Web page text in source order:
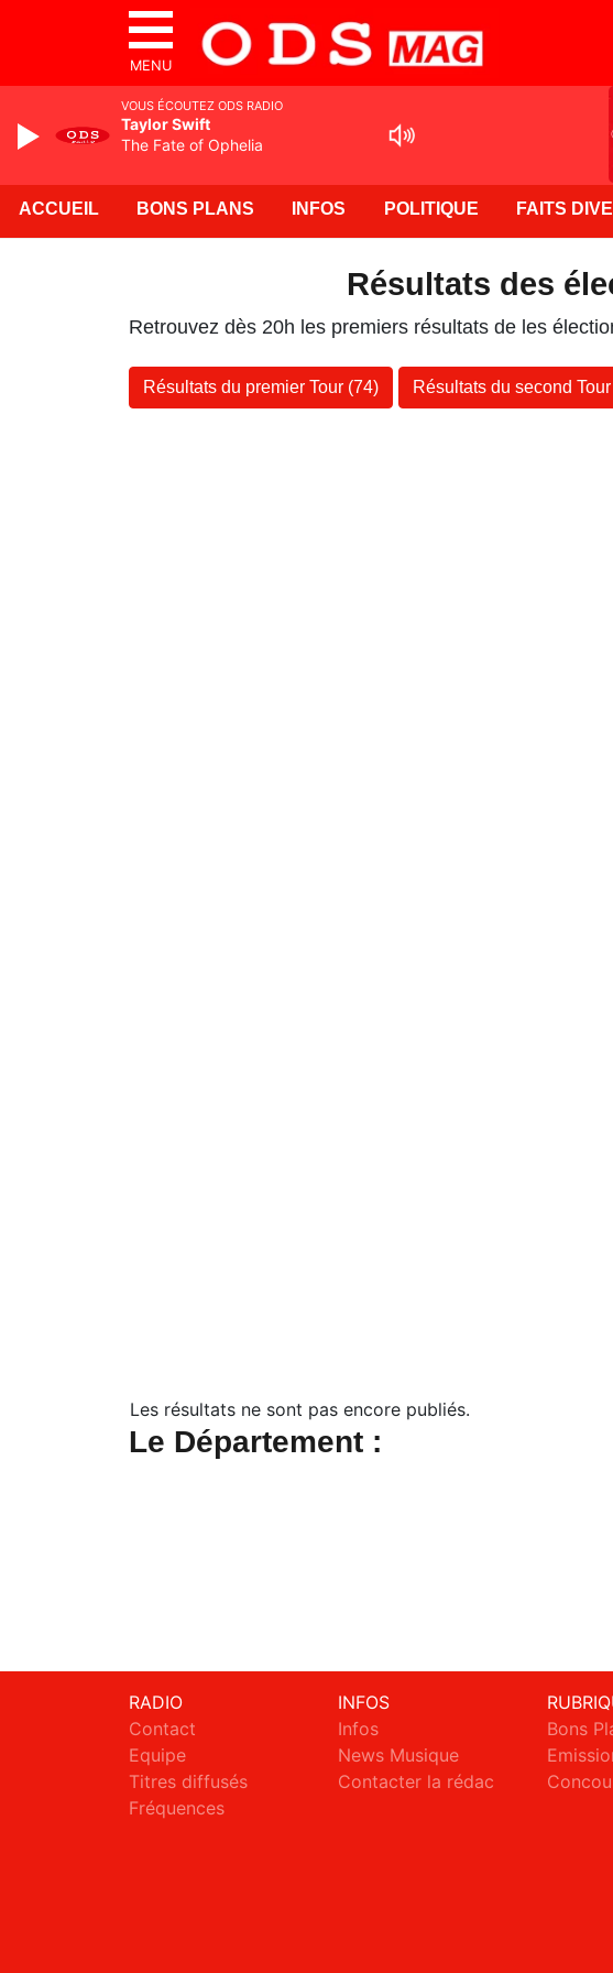
MENU
ACCUEIL BONS PLANS INFOS POLITIQUE FAITS
Résultats des
Retrouvez dès 20h les premiers résultats de les
Résultats du premier Tour (74) Résultats du second
Les résultats ne sont pas encore publiés.
Le Département :
RADIO
Contact
Equipe
Titres diffusés
Fréquences
INFOS
Infos
News Musique
Contacter la rédac
Bons
VOUS ÉCOUTEZ ODS RADIO
Taylor Swift
The Fate of Ophelia